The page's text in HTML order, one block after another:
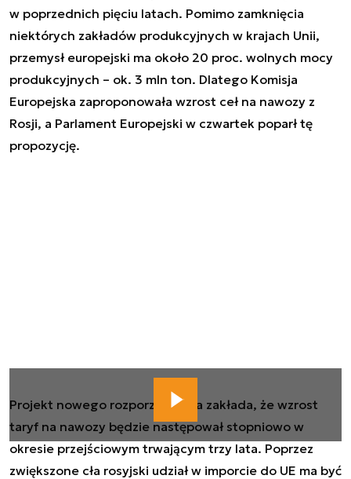
w poprzednich pięciu latach. Pomimo zamknięcia
niektórych zakładów produkcyjnych w krajach Unii,
przemysł europejski ma około 20 proc. wolnych mocy
produkcyjnych – ok. 3 mln ton. Dlatego Komisja
Europejska zaproponowała wzrost ceł na nawozy z
Rosji, a Parlament Europejski w czwartek poparł tę
propozycję.
Projekt nowego rozporządzenia zakłada, że wzrost
taryf na nawozy będzie następował stopniowo w
okresie przejściowym trwającym trzy lata. Poprzez
zwiększone cła rosyjski udział w imporcie do UE ma być